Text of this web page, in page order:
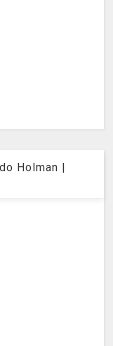
Holman |